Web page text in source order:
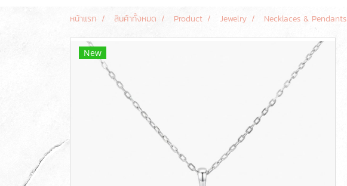
หน้าแรก สินค้าทั้งหมด Product Jewelry Necklaces & Pendants
New